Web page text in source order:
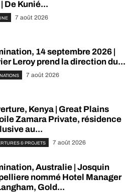
De Kunié...
7 août 2026
14 septembre 2026 |
Leroy prend la direction du...
7 août 2026
Kenya | Great Plains
Zamara Private, résidence
au...
& PROJETS 7 août 2026
Australie | Josquin
nommé Hotel Manager
Gold...